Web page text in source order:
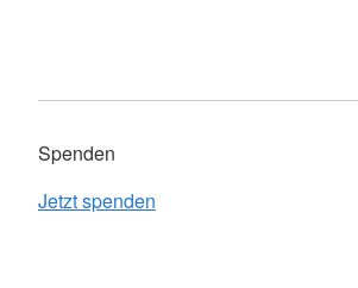
Spenden
Jetzt spenden